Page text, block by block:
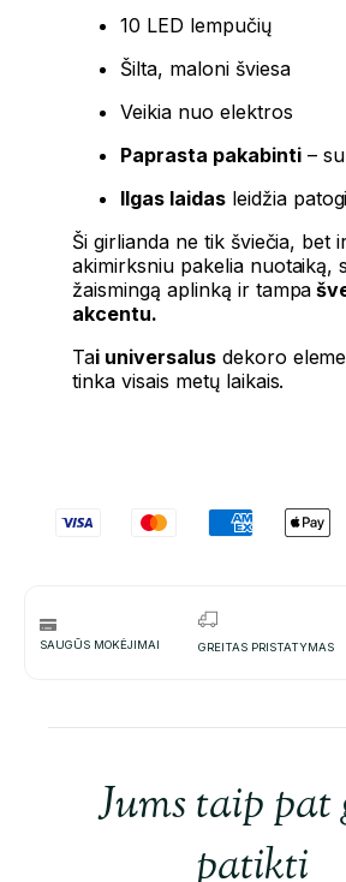
10 LED lempučių
Šilta, maloni šviesa
Veikia nuo elektros
Paprasta pakabinti– su
Ilgas laidasleidžia
Ši girlianda ne tik šviečia, bet
akimirksniu pakelia nuotaiką,
žaismingą aplinką ir tampa
akcentu.
Tai universalusdekoro
tinka visais metų laikais.
SAUGŪS MOKĖJIMAI GREITAS PRISTATYMAS
Jums taip pat
patikti